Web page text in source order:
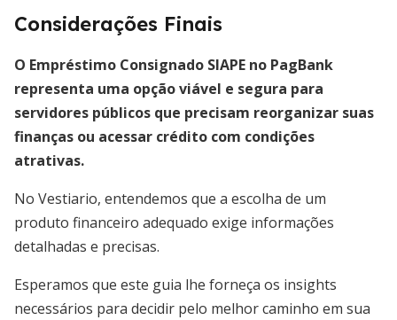
Considerações Finais
O Empréstimo Consignado SIAPE no PagBank
representa uma opção viável e segura para
servidores públicos que precisam reorganizar suas
finanças ou acessar crédito com condições
atrativas.
No Vestiario, entendemos que a escolha de um
produto financeiro adequado exige informações
detalhadas e precisas.
Esperamos que este guia lhe forneça os insights
necessários para decidir pelo melhor caminho em sua